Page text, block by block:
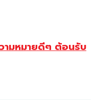
ามหมายดีๆ ต้อนรับ